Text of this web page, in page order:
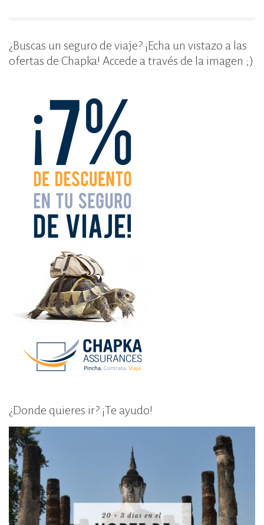
¿Buscas un seguro de viaje? ¡Echa un vistazo a las
ofertas de Chapka! Accede a través de la imagen ;)
¿Donde quieres ir? ¡Te ayudo!